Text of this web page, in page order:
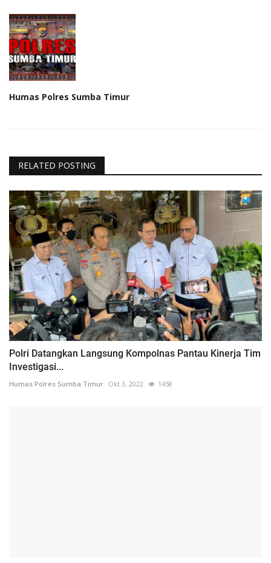
Humas Polres Sumba Timur
RELATED POSTING
Polri Datangkan Langsung Kompolnas Pantau Kinerja Tim
Investigasi...
Humas Polres Sumba Timur Okt 3, 2022 1458